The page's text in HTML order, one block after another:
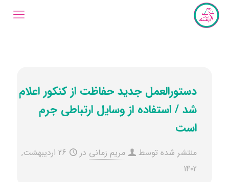
دستورالعمل‌ جدید حفاظت از کنکور اعلام
شد / استفاده از وسایل ارتباطی جرم
است
منتشر شده توسط مریم زمانی در
26 اردیبهشت,
1402